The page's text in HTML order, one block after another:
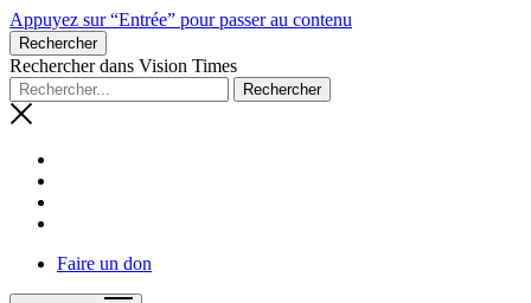
Appuyez sur “Entrée” pour passer au contenu
Rechercher
Rechercher dans Vision Times
Faire un don